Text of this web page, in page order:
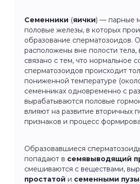
Семенники (яички) — парные
половые железы, в которых
образование сперматозоидов.
расположены вне полости
связано с тем, что нормальное
сперматозоидов происходит
пониженной температуре
семенниках одновременно с
вырабатываются половые
влияют на развитие вторичных
признаков и процесс
Образовавшиеся
попадают в семявыводящий
смешиваются с веществами,
простатой и семенными